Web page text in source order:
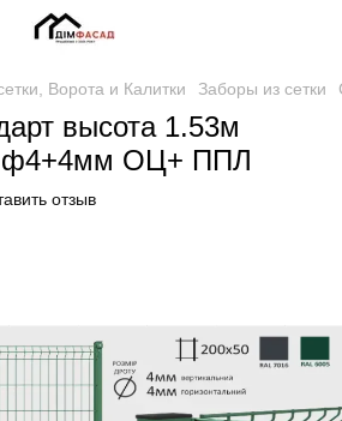
Ворота и Калитки Заборы из сетки
высота 1.53м
ф4+4мм ОЦ+ ППЛ
отзыв